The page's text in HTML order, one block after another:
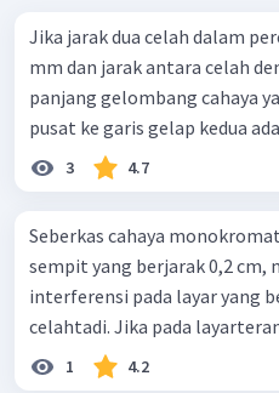
Jika jarak dua celah dalam
mm dan jarak antara celah
panjang gelombang cahaya
pusat ke garis gelap kedua
3 4.7
Seberkas cahaya
sempit yang berjarak 0,2 cm,
interferensi pada layar yang
celahtadi. Jika pada
1 4.2